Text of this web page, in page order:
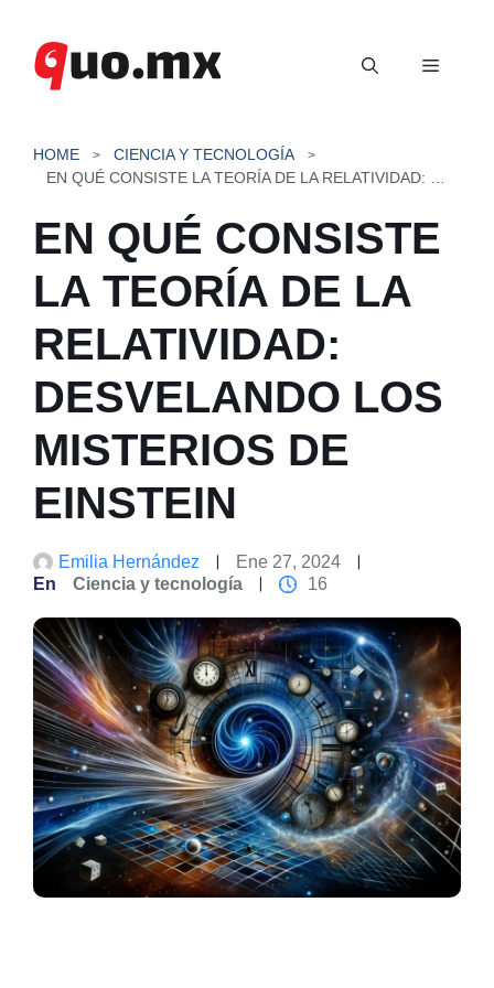
contenido
Menú
HOME
CIENCIA Y TECNOLOGÍA
EN QUÉ CONSISTE
LA TEORÍA DE LA
RELATIVIDAD:
DESVELANDO LOS
MISTERIOS DE
EINSTEIN
Emilia Hernández
Ene 27, 2024
En
Ciencia y tecnología 16